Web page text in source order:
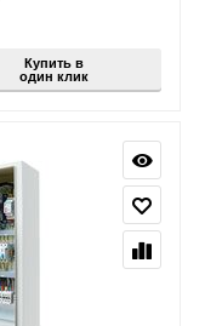
Купить в
один клик